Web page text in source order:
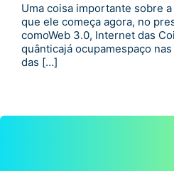
Uma coisa importante sobre
que ele começa agora, no
comoWeb 3.0, Internet das
quânticajá ocupamespaço
das […]